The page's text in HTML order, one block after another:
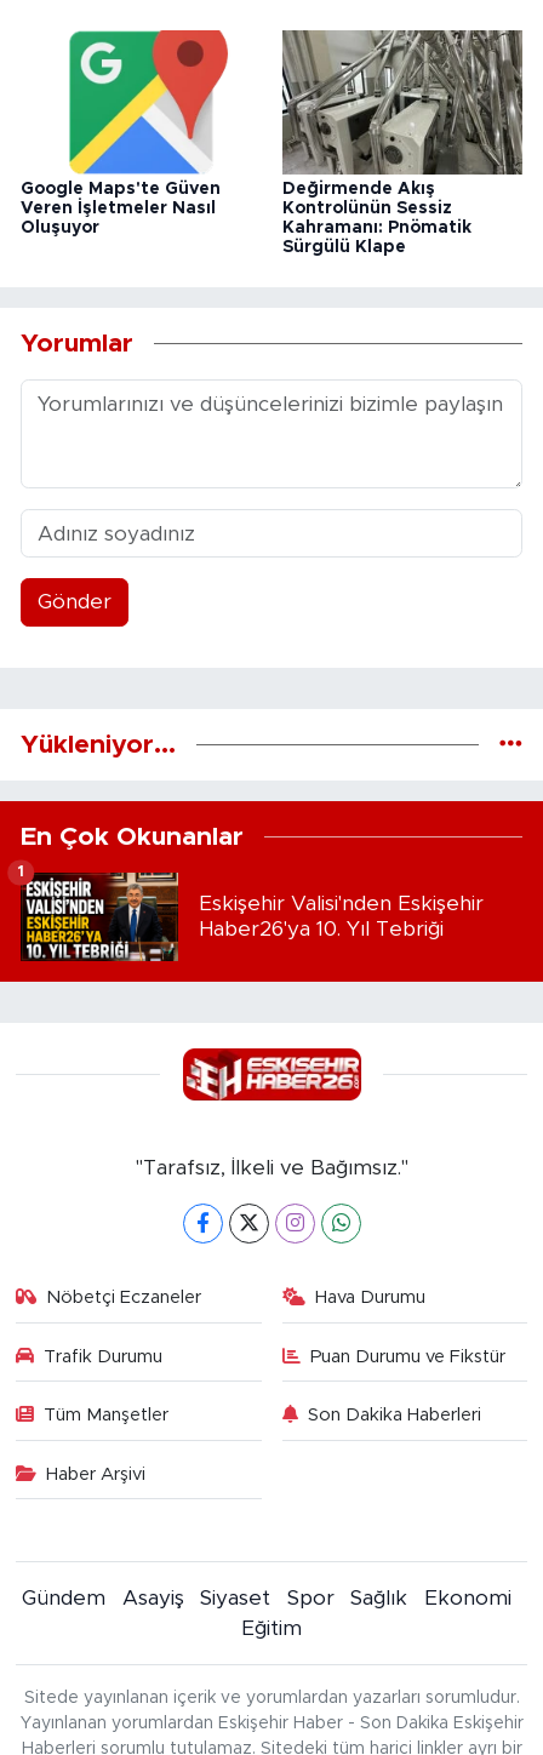
Google Maps'te Güven
Veren İşletmeler Nasıl
Oluşuyor
Değirmende Akış
Kontrolünün Sessiz
Kahramanı: Pnömatik
Sürgülü Klape
Yorumlar
Gönder
Yükleniyor...
En Çok Okunanlar
Eskişehir Valisi'nden Eskişehir
Haber26'ya 10. Yıl Tebriği
1
"Tarafsız, İlkeli ve Bağımsız."
Nöbetçi Eczaneler Hava Durumu
Trafik Durumu Puan Durumu ve Fikstür
Tüm Manşetler Son Dakika Haberleri
Haber Arşivi
Gündem Asayiş Siyaset Spor Sağlık
Ekonomi
Eğitim
Sitede yayınlanan içerik ve yorumlardan yazarları sorumludur.
Yayınlanan yorumlardan Eskişehir Haber - Son Dakika Eskişehir
Haberleri sorumlu tutulamaz. Sitedeki tüm harici linkler ayrı bir